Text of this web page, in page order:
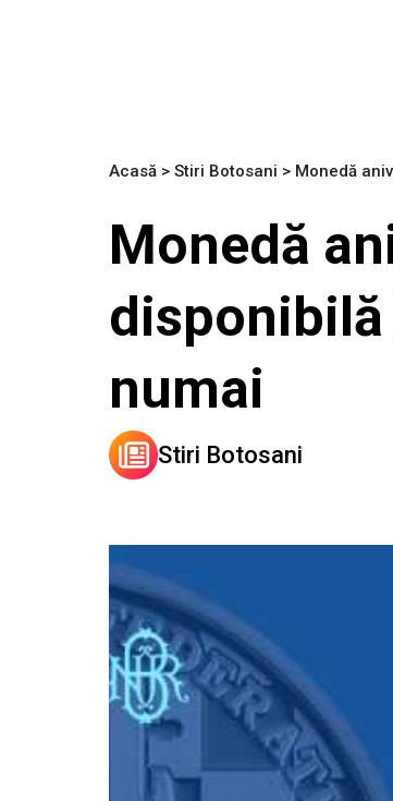
Acasă > Stiri Botosani > Monedă
Monedă
numai
Stiri Botosani